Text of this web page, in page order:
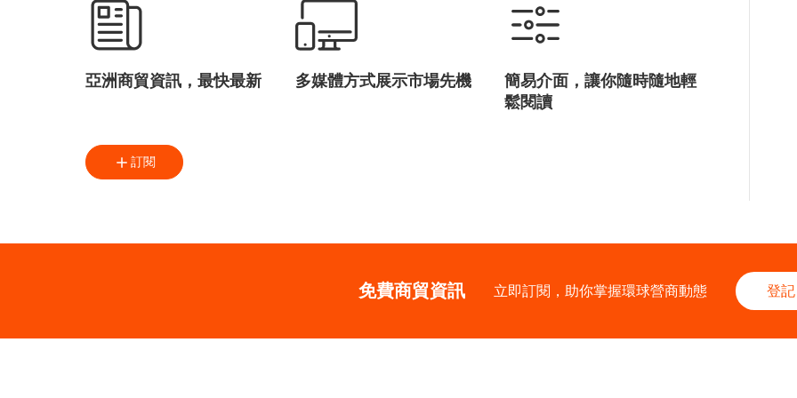
亞洲商貿資訊，最快最新 多媒體方式展示市場先機
簡易介面，讓你隨時隨地輕
鬆閱讀
訂閱
免費商貿資訊 立即訂閱，助你掌握環球營商動態 登記